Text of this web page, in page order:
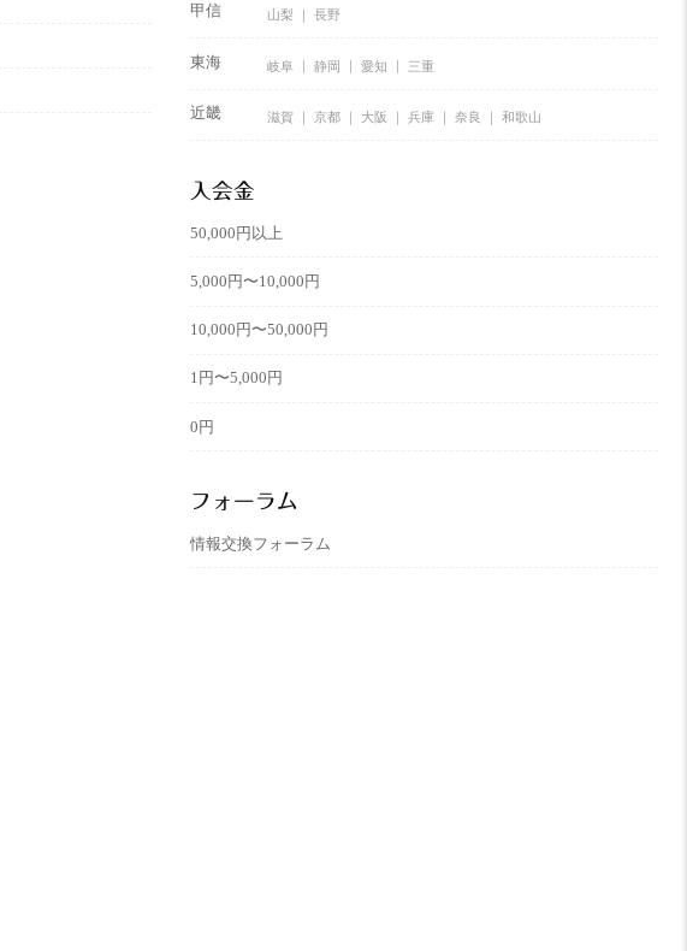
甲信 山梨 長野
東海 岐阜 静岡 愛知 三重
近畿 滋賀 京都 大阪 兵庫 奈良 和歌山
入会金
50,000円以上
5,000円〜10,000円
10,000円〜50,000円
1円〜5,000円
0円
フォーラム
情報交換フォーラム